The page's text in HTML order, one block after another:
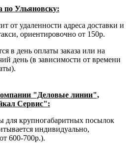
по Ульяновску:
от удаленности адреса доставки и
ориентировочно от 150р.
в день оплаты заказа или на
день (в зависимости от времени
"Деловые линии",
Сервис":
для крупногабаритных посылок
индивидуально,
600-700р.).